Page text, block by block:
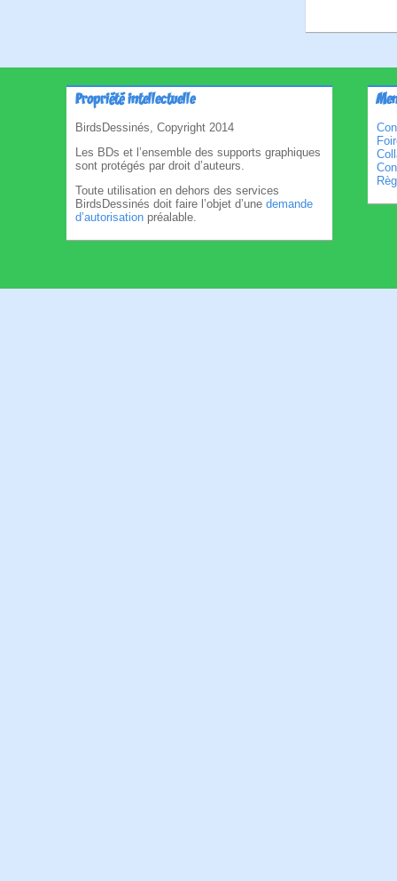
Propriété intellectuelle
BirdsDessinés, Copyright 2014
Les BDs et l’ensemble des supports graphiques
sont protégés par droit d’auteurs.
Toute utilisation en dehors des services
BirdsDessinés doit faire l’objet d’une demande
d’autorisation préalable.